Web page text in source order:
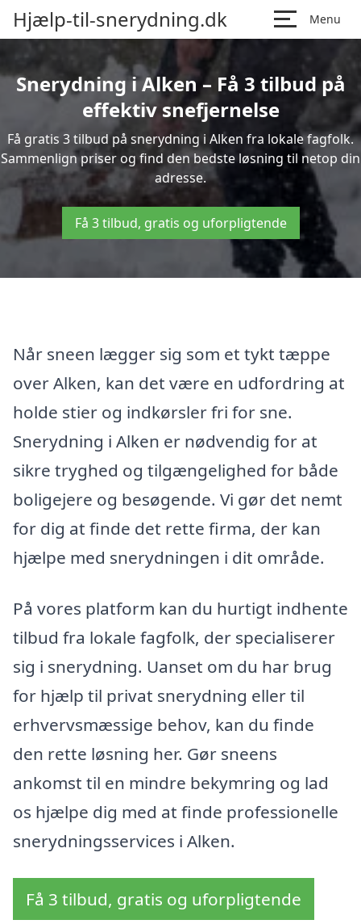
Hjælp-til-snerydning.dk Menu
Snerydning i Alken – Få 3 tilbud på
effektiv snefjernelse
Få gratis 3 tilbud på snerydning i Alken fra lokale fagfolk.
Sammenlign priser og find den bedste løsning til netop din
adresse.
Få 3 tilbud, gratis og uforpligtende
Når sneen lægger sig som et tykt tæppe
over Alken, kan det være en udfordring at
holde stier og indkørsler fri for sne.
Snerydning i Alken er nødvendig for at
sikre tryghed og tilgængelighed for både
boligejere og besøgende. Vi gør det nemt
for dig at finde det rette firma, der kan
hjælpe med snerydningen i dit område.
På vores platform kan du hurtigt indhente
tilbud fra lokale fagfolk, der specialiserer
sig i snerydning. Uanset om du har brug
for hjælp til privat snerydning eller til
erhvervsmæssige behov, kan du finde
den rette løsning her. Gør sneens
ankomst til en mindre bekymring og lad
os hjælpe dig med at finde professionelle
snerydningsservices i Alken.
Få 3 tilbud, gratis og uforpligtende